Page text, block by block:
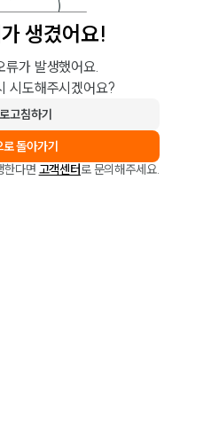
생겼어요!
류가 발생했어요.
시도해주시겠어요?
고침하기
로 돌아가기
한다면 고객센터로 문의해주세요.